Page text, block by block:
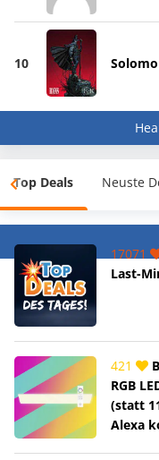
10
Top Deals Neuste
17071
Last-
421
RGB
(statt
Alexa